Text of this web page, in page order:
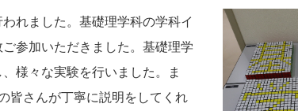
れました。基礎理学科の学科イ
参加いただきました。基礎理学
様々な実験を行いました。ま
皆さんが丁寧に説明をしてくれ